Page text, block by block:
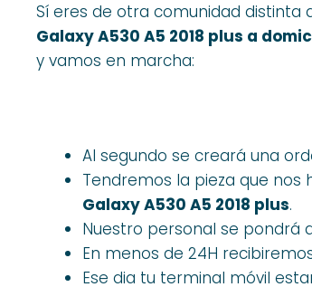
Sí eres de otra comunidad distinta
Galaxy A530 A5 2018 plus a
y vamos en marcha:
Al segundo se creará una
Tendremos la pieza que
Galaxy A530 A5 2018 plus.
Nuestro personal se pondrá
En menos de 24H
Ese dia tu terminal móvil